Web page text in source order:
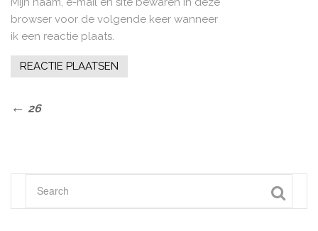
browser voor de volgende keer wanneer
ik een reactie plaats.
Bericht
Previous
26